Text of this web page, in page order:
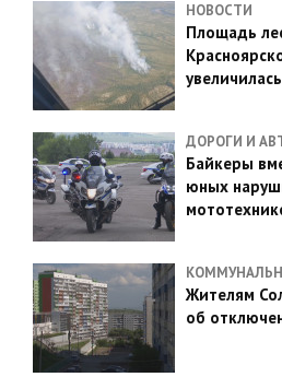
НОВОСТИ
Площадь
ДОРОГИ И
Байкеры
юных
Жителям
об